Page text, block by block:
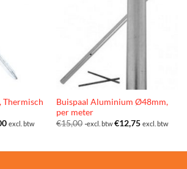
excl. btw
Buispaal Aluminium Ø48mm,
per meter
€15,00 excl. btw €12,75 excl. btw